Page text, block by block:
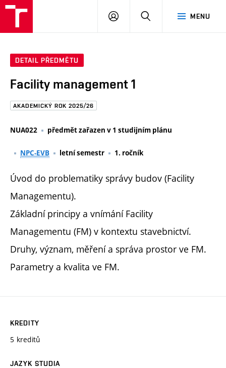
Brno
MENU
PŘIHLÁSIT
DETAIL PŘEDMĚTU
Facility management 1
AKADEMICKÝ ROK 2025/26
NUA022 předmět zařazen v 1 studijním plánu
NPC-EVB letní semestr 1. ročník
Úvod do problematiky správy budov (Facility
Managementu).
Základní principy a vnímání Facility
Managementu (FM) v kontextu stavebnictví.
Druhy, význam, měření a správa prostor ve FM.
Parametry a kvalita ve FM.
KREDITY
5 kreditů
JAZYK STUDIA